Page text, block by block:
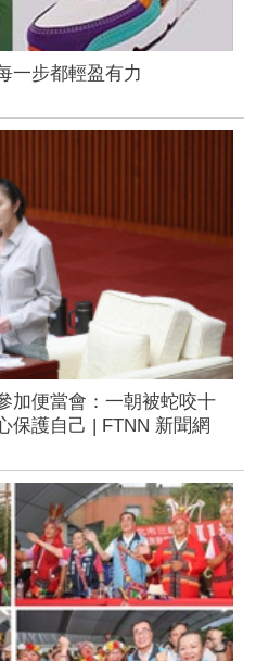
一步都輕盈有力
加便當會：一朝被蛇咬十
護自己 | FTNN 新聞網